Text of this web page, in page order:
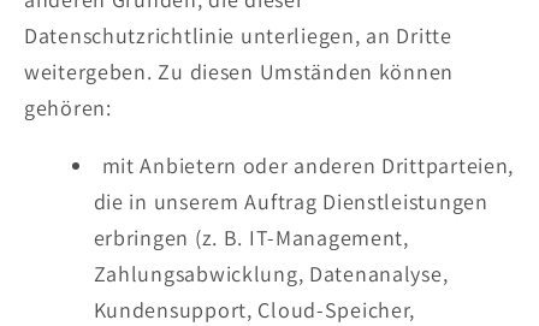
Datenschutzrichtlinie unterliegen, an Dritte
weitergeben. Zu diesen Umständen können
gehören:
mit Anbietern oder anderen Drittparteien,
die in unserem Auftrag Dienstleistungen
erbringen (z. B. IT-Management,
Zahlungsabwicklung, Datenanalyse,
Kundensupport, Cloud-Speicher,